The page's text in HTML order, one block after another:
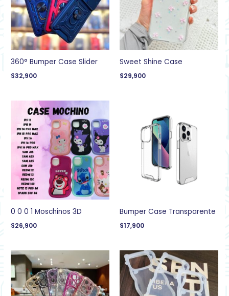
360° Bumper Case Slider
$32,900
Sweet Shine Case
$29,900
0 0 0 1 Moschinos 3D
$26,900
Bumper Case Transparente
$17,900